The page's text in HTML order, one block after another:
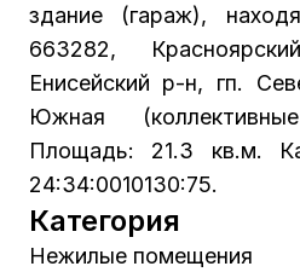
здание (гараж),
663282,
Енисейский р-н, гп.
Южная
Площадь: 21.3 кв.м.
24:34:0010130:75.
Категория
Нежилые помещения